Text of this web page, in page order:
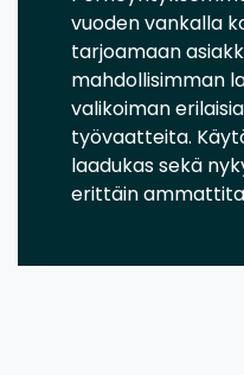
vuoden vankalla
tarjoamaan
mahdollisimman
valikoiman
työvaatteita.
laadukas sekä
erittäin